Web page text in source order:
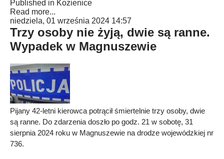
Published in Kozienice
Read more...
niedziela, 01 września 2024 14:57
Trzy osoby nie żyją, dwie są ranne.
Wypadek w Magnuszewie
Pijany 42-letni kierowca potrącił śmiertelnie trzy osoby, dwie
są ranne. Do zdarzenia doszło po godz. 21 w sobotę, 31
sierpnia 2024 roku w Magnuszewie na drodze wojewódzkiej nr
736.